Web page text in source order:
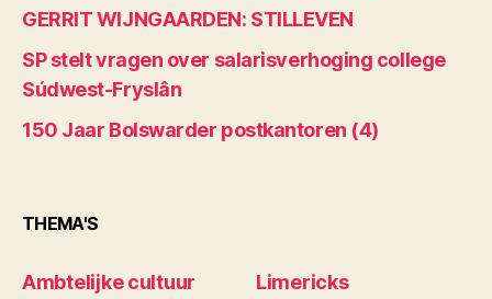
GERRIT WIJNGAARDEN: STILLEVEN
SP stelt vragen over salarisverhoging college
Súdwest-Fryslân
150 Jaar Bolswarder postkantoren (4)
THEMA'S
Ambtelijke cultuur Limericks